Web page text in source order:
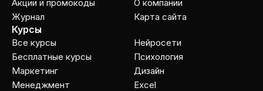
Акции и промокоды
Журнал
О компании
Карта сайта
Курсы
Все курсы
Бесплатные курсы
Маркетинг
Менеджмент
Нейросети
Психология
Дизайн
Excel